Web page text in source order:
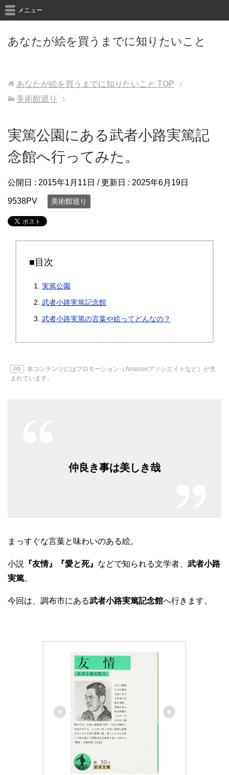
あなたが絵を買うまでに知りたいこと
メニュー
あなたが絵を買うまでに知りたいこと TOP
美術館巡り
実篤公園にある武者小路実篤記
念館へ行ってみた。
公開日 : 2015年1月11日 / 更新日 : 2025年6月19日
9538PV 美術館巡り
■目次
実篤公園
武者小路実篤記念館
武者小路実篤の言葉や絵ってどんなの？
PR
本コンテンツにはプロモーション（Amazonアソシエイトなど）が含
まれています。
仲良き事は美しき哉
まっすぐな言葉と味わいのある絵。
小説 『友情』『愛と死』 などで知られる文学者、 武者小路
実篤。
今回は、調布市にある武者小路実篤記念館へ行きます。